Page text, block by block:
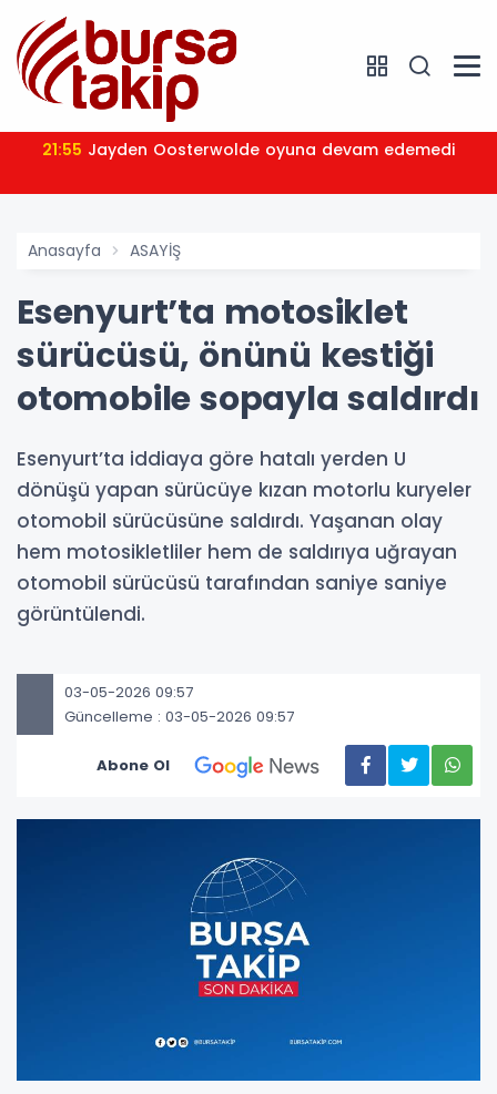
21:55 Jayden Oosterwolde oyuna devam edemedi
Anasayfa ASAYİŞ
Esenyurt’ta motosiklet
sürücüsü, önünü kestiği
otomobile sopayla saldırdı
Esenyurt’ta iddiaya göre hatalı yerden U
dönüşü yapan sürücüye kızan motorlu kuryeler
otomobil sürücüsüne saldırdı. Yaşanan olay
hem motosikletliler hem de saldırıya uğrayan
otomobil sürücüsü tarafından saniye saniye
görüntülendi.
03-05-2026 09:57
Güncelleme : 03-05-2026 09:57
Abone Ol